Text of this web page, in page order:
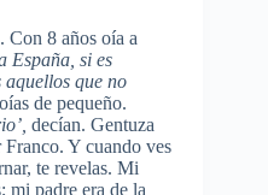
Con 8 años oía a
España, si es
que no
de pequeño.
decían. Gentuza
Y cuando ves
te revelas. Mi
mi padre era de la